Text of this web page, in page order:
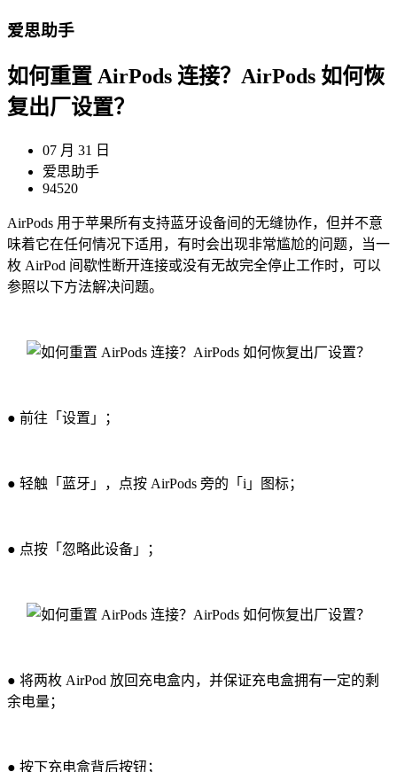
爱思助手
如何重置 AirPods 连接？AirPods 如何恢
复出厂设置？
07 月 31 日
爱思助手
94520
AirPods 用于苹果所有支持蓝牙设备间的无缝协作，但并不意
味着它在任何情况下适用，有时会出现非常尴尬的问题，当一
枚 AirPod 间歇性断开连接或没有无故完全停止工作时，可以
参照以下方法解决问题。
● 前往「设置」；
● 轻触「蓝牙」，点按 AirPods 旁的「i」图标；
● 点按「忽略此设备」；
● 将两枚 AirPod 放回充电盒内，并保证充电盒拥有一定的剩
余电量；
● 按下充电盒背后按钮；